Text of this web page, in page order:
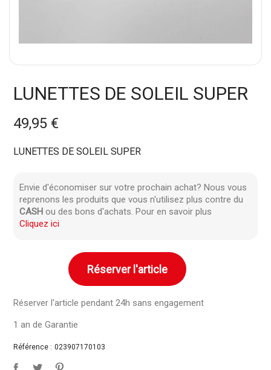
LUNETTES DE SOLEIL SUPER
49,95 €
LUNETTES DE SOLEIL SUPER
Envie d'économiser sur votre prochain achat? Nous vous
reprenons les produits que vous n'utilisez plus contre du
CASH ou des bons d'achats. Pour en savoir plus
Cliquez ici
Réserver l'article
Réserver l'article pendant 24h sans engagement
1 an de Garantie
Référence : 023907170103